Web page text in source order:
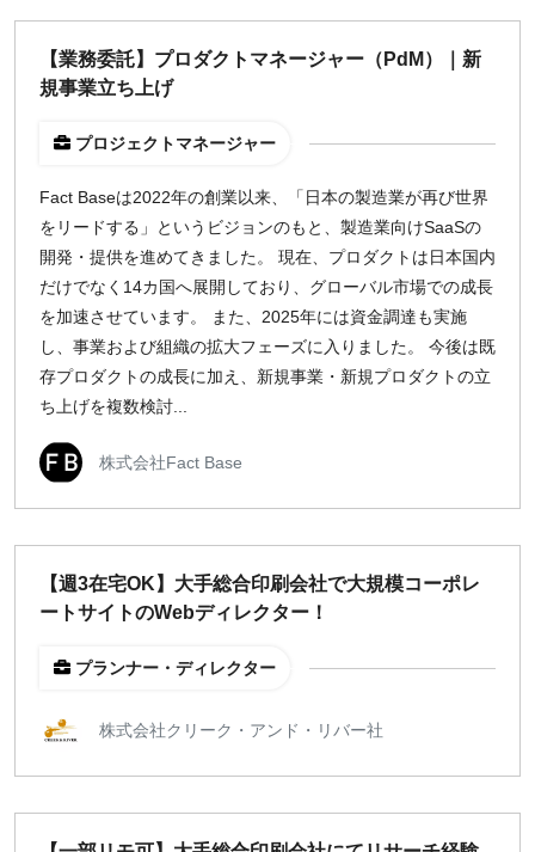
【業務委託】プロダクトマネージャー（PdM）｜新
規事業立ち上げ
プロジェクトマネージャー
Fact Baseは2022年の創業以来、「日本の製造業が再び世界
をリードする」というビジョンのもと、製造業向けSaaSの
開発・提供を進めてきました。 現在、プロダクトは日本国内
だけでなく14カ国へ展開しており、グローバル市場での成長
を加速させています。 また、2025年には資金調達も実施
し、事業および組織の拡大フェーズに入りました。 今後は既
存プロダクトの成長に加え、新規事業・新規プロダクトの立
ち上げを複数検討...
株式会社Fact Base
【週3在宅OK】大手総合印刷会社で大規模コーポレ
ートサイトのWebディレクター！
プランナー・ディレクター
株式会社クリーク・アンド・リバー社